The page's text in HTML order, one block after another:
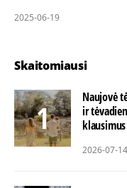
2025-06-19
Skaitomiausi
Naujovė
ir
klausimus
2026-07-14